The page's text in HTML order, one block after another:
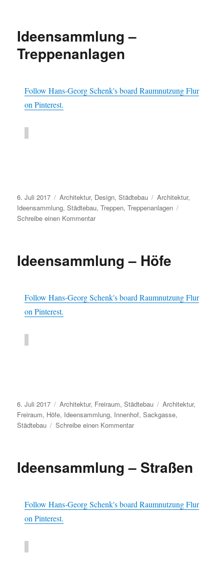
im
Ideensammlung –
Treppenanlagen
Follow Hans-Georg Schenk's board Raumnutzung Flur
on Pinterest.
Veröffentlicht
am
6. Juli 2017 Kategorien
Architektur, Design,Städtebau Schlagwörter
Architektur,
Ideensammlung,Städtebau,Treppen,Treppenanlagen
Schreibe einen Kommentarzu
Ideensammlung – Höfe
Follow Hans-Georg Schenk's board Raumnutzung Flur
on Pinterest.
Veröffentlicht
am
6. Juli 2017 Kategorien
Architektur, Freiraum,Städtebau Schlagwörter
Architektur,
Freiraum, Höfe, Ideensammlung, Innenhof,Sackgasse,
Städtebau
Schreibe einen Kommentarzu
Ideensammlung – Straßen
Follow Hans-Georg Schenk's board Raumnutzung Flur
on Pinterest.